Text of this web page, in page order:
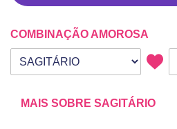
COMBINAÇÃO AMOROSA
Seu signo
Signo da outra pessoa
MAIS SOBRE SAGITÁRIO